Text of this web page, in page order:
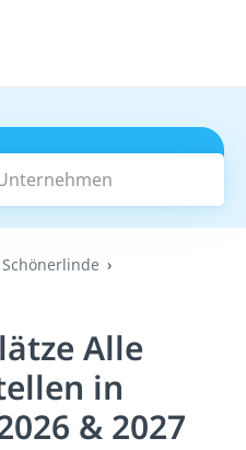
Suchen
Schönerlinde
Alle
in
& 2027